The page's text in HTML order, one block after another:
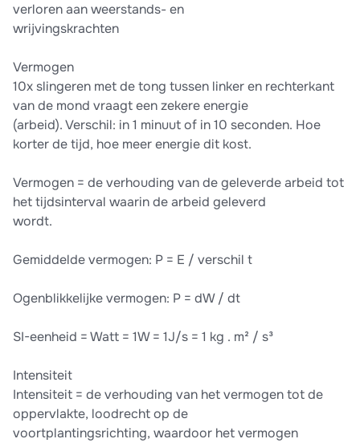
verloren aan weerstands- en
wrijvingskrachten
Vermogen
10x slingeren met de tong tussen linker en rechterkant
van de mond vraagt een zekere energie
(arbeid). Verschil: in 1 minuut of in 10 seconden. Hoe
korter de tijd, hoe meer energie dit kost.
Vermogen = de verhouding van de geleverde arbeid tot
het tijdsinterval waarin de arbeid geleverd
wordt.
Gemiddelde vermogen: P = E / verschil t
Ogenblikkelijke vermogen: P = dW / dt
SI-eenheid = Watt = 1W = 1J/s = 1 kg . m² / s³
Intensiteit
Intensiteit = de verhouding van het vermogen tot de
oppervlakte, loodrecht op de
voortplantingsrichting, waardoor het vermogen